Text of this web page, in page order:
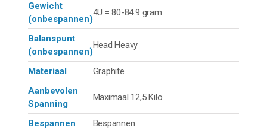
Gewicht
(onbespannen)
4U = 80-84.9 gram
Balanspunt
(onbespannen)
Head Heavy
Materiaal
Graphite
Aanbevolen
Spanning
Maximaal 12,5 Kilo
Bespannen
Bespannen